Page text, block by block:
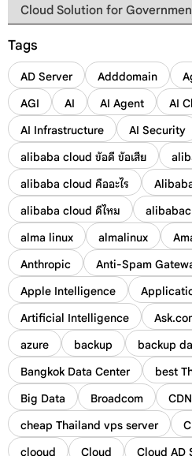
Tags
AD Server Adddomain
AGI
AI AI Agent AI
AI Infrastructure
AI Security
alibaba cloud ข้อดี ข้อเสีย
alibaba cloud คืออะไร
alibaba cloud ดีไหม
alma linux
almalinux
Anthropic
Anti-Spam
Apple Intelligence
Artificial Intelligence
azure
backup
backup
Bangkok Data Center
best
Big Data
Broadcom CDN
cheap Thailand vps server
clooud
Cloud Cloud AD